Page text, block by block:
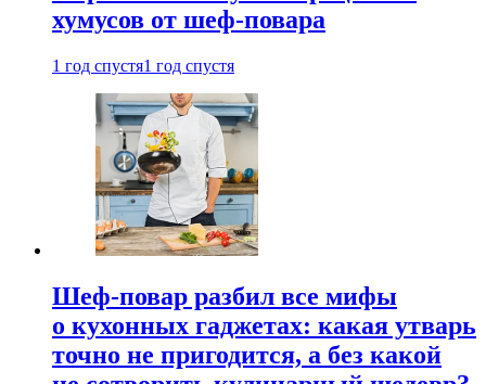
хумусов от шеф-повара
1 год спустя1 год спустя
Шеф-повар разбил все мифы
о кухонных гаджетах: какая утварь
точно не пригодится, а без какой